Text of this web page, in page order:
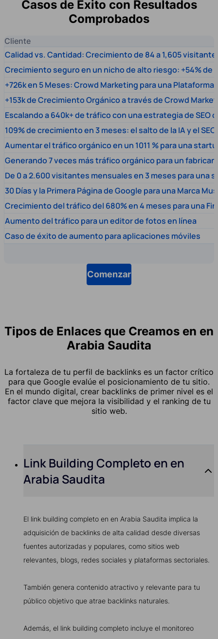
Casos de Éxito con Resultados
Comprobados
Cliente
Calidad vs. Cantidad: Crecimiento de 84 a 1,605
Crecimiento seguro en un nicho de alto riesgo: +54% de
+726k en 5 Meses: Crowd Marketing para una
+153k de Crecimiento Orgánico a través de Crowd
Escalando a 640k+ de tráfico con una estrategia de SEO
109% de crecimiento en 3 meses: el salto de la IA y el SEO
Aumentar el tráfico orgánico en un 1011 % para una
Generando 7 veces más tráfico orgánico para un
De 0 a 2.600 visitantes mensuales en 3 meses para una
30 Días y la Primera Página de Google para una Marca
Crecimiento del tráfico del 680% en 4 meses para una
Aumento del tráfico para un editor de fotos en línea
Caso de éxito de aumento para aplicaciones móviles
Comenzar
Tipos de Enlaces que Creamos en en
Arabia Saudita
La fortaleza de tu perfil de backlinks es un factor crítico
para que Google evalúe el posicionamiento de tu sitio.
En el mundo digital, crear backlinks de primer nivel es el
factor clave que mejora la visibilidad y el ranking de tu
sitio web.
Link Building Completo en en
Arabia Saudita
El link building completo en en Arabia Saudita implica la
adquisición de backlinks de alta calidad desde diversas
fuentes autorizadas y populares, como sitios web
relevantes, blogs, redes sociales y plataformas sectoriales.
También genera contenido atractivo y relevante para tu
público objetivo que atrae backlinks naturales.
Además, el link building completo incluye el monitoreo